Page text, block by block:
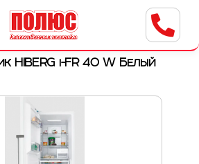
бытовой техники
Ульяновск, ул. Пушкарева, 8a
HIBERG i-FR 40 W Белый